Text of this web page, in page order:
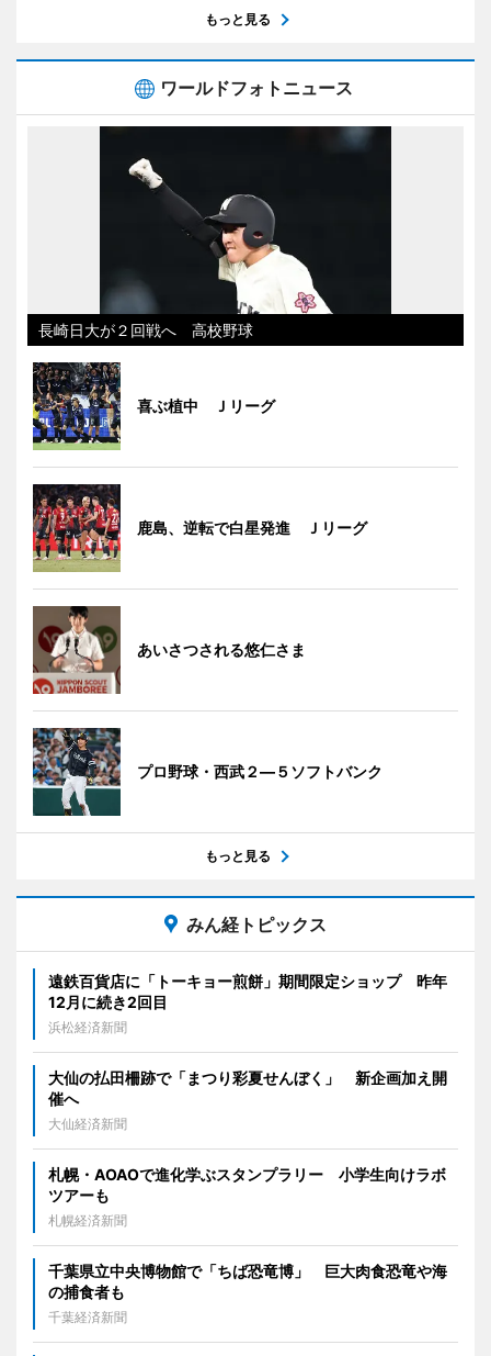
もっと見る
ワールドフォトニュース
長崎日大が２回戦へ 高校野球
喜ぶ植中 Ｊリーグ
鹿島、逆転で白星発進 Ｊリーグ
あいさつされる悠仁さま
プロ野球・西武２―５ソフトバンク
もっと見る
みん経トピックス
遠鉄百貨店に「トーキョー煎餅」期間限定ショップ 昨年
12月に続き2回目
浜松経済新聞
大仙の払田柵跡で「まつり彩夏せんぼく」 新企画加え開
催へ
大仙経済新聞
札幌・AOAOで進化学ぶスタンプラリー 小学生向けラボ
ツアーも
札幌経済新聞
千葉県立中央博物館で「ちば恐竜博」 巨大肉食恐竜や海
の捕食者も
千葉経済新聞